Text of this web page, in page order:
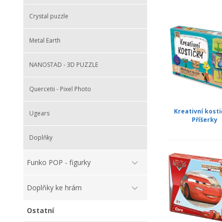
Crystal puzzle
Metal Earth
NANOSTAD - 3D PUZZLE
Quercetii - Pixel Photo
Ugears
Doplňky
Funko POP - figurky
Doplňky ke hrám
Ostatní
Kreativní
Příšerky